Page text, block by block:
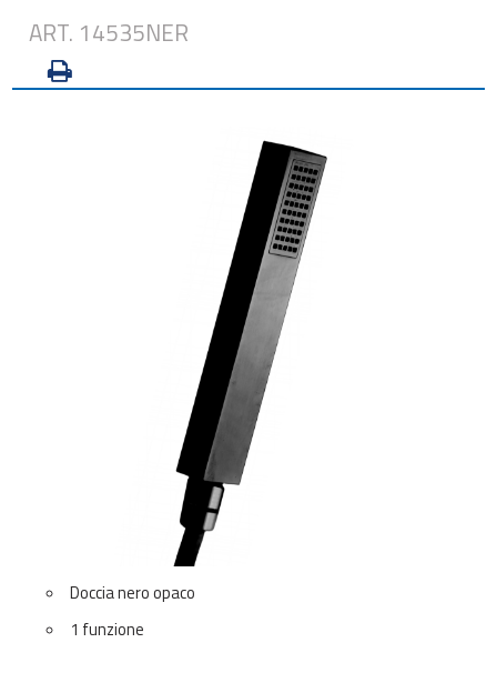
ART. 14535NER
Doccia nero opaco
1 funzione